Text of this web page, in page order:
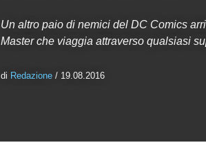
Un altro paio di nemici del DC Comics
Master che viaggia attraverso qualsiasi
di Redazione / 19.08.2016